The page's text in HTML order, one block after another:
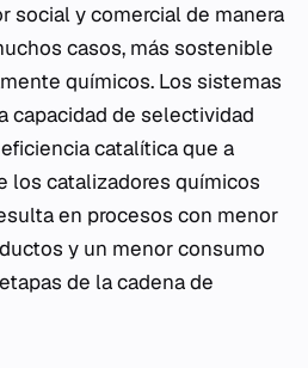
social y comercial de manera
casos, más sostenible
químicos. Los sistemas
capacidad de selectividad
catalítica que a
los catalizadores químicos
en procesos con menor
y un menor consumo
de la cadena de